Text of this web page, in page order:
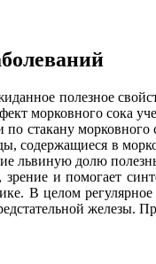
полезное
морковного сока
стакану
содержащиеся в
львиную долю
и помогает
В целом
железы.